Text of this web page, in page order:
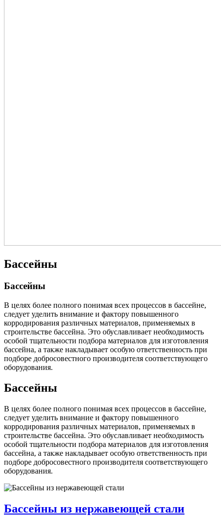
Бассейны
Бассейны
В целях более полного понимая всех процессов в бассейне,
следует уделить внимание и фактору повышенного
корродирования различных материалов, применяемых в
строительстве бассейна. Это обуславливает необходимость
особой тщательности подбора материалов для изготовления
бассейна, а также накладывает особую ответственность при
подборе добросовестного производителя соответствующего
оборудования.
Бассейны
В целях более полного понимая всех процессов в бассейне,
следует уделить внимание и фактору повышенного
корродирования различных материалов, применяемых в
строительстве бассейна. Это обуславливает необходимость
особой тщательности подбора материалов для изготовления
бассейна, а также накладывает особую ответственность при
подборе добросовестного производителя соответствующего
оборудования.
Бассейны из нержавеющей стали